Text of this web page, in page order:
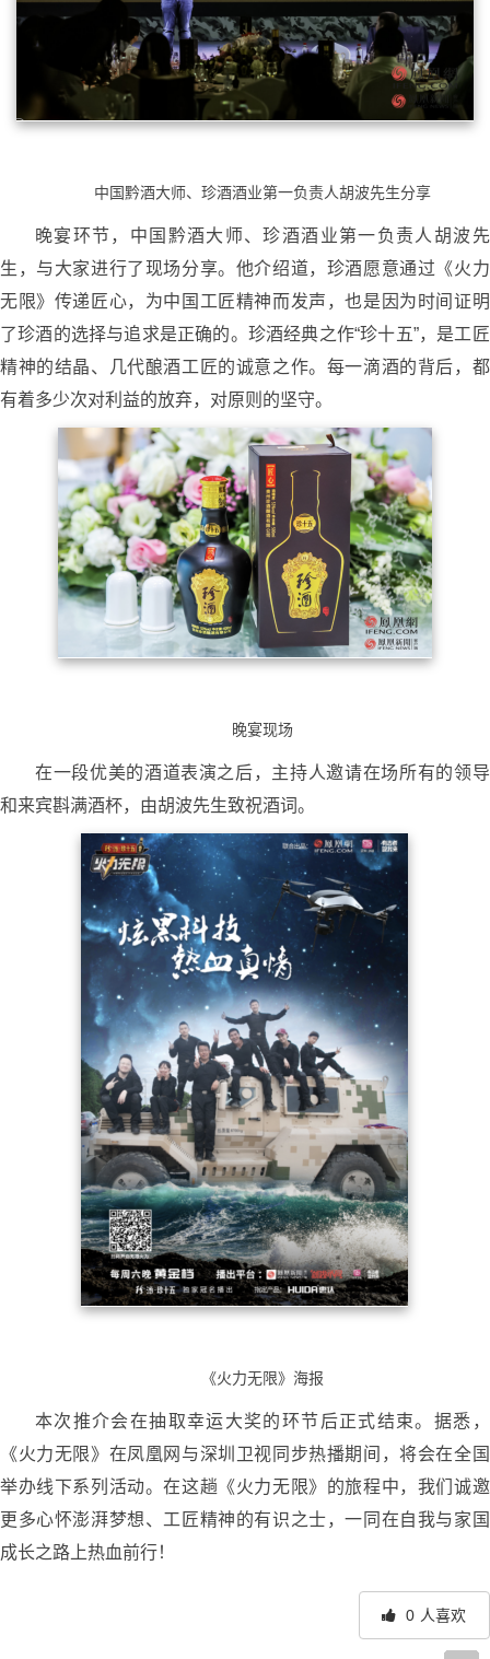
中国黔酒大师、珍酒酒业第一负责人胡波先生分享
晚宴环节，中国黔酒大师、珍酒酒业第一负责人胡波先
生，与大家进行了现场分享。他介绍道，珍酒愿意通过《火力
无限》传递匠心，为中国工匠精神而发声，也是因为时间证明
了珍酒的选择与追求是正确的。珍酒经典之作“珍十五”，是工匠
精神的结晶、几代酿酒工匠的诚意之作。每一滴酒的背后，都
有着多少次对利益的放弃，对原则的坚守。
晚宴现场
在一段优美的酒道表演之后，主持人邀请在场所有的领导
和来宾斟满酒杯，由胡波先生致祝酒词。
《火力无限》海报
本次推介会在抽取幸运大奖的环节后正式结束。据悉，
《火力无限》在凤凰网与深圳卫视同步热播期间，将会在全国
举办线下系列活动。在这趟《火力无限》的旅程中，我们诚邀
更多心怀澎湃梦想、工匠精神的有识之士，一同在自我与家国
成长之路上热血前行！
0 人喜欢